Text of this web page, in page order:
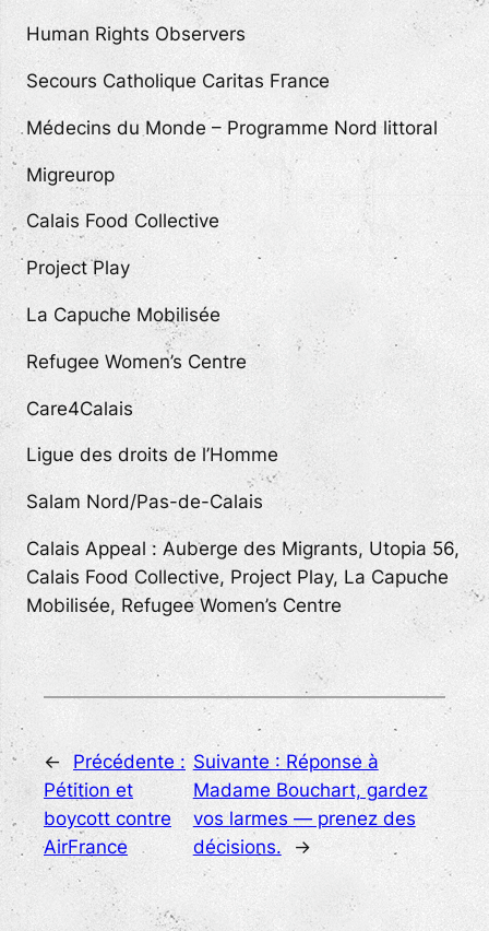
Human Rights Observers
Secours Catholique Caritas France
Médecins du Monde – Programme Nord littoral
Migreurop
Calais Food Collective
Project Play
La Capuche Mobilisée
Refugee Women’s Centre
Care4Calais
Ligue des droits de l’Homme
Salam Nord/Pas-de-Calais
Calais Appeal :Auberge des Migrants, Utopia 56,
Calais Food Collective, Project Play, La Capuche
Mobilisée, Refugee Women’s Centre
← Précédente :
Pétition et
boycott contre
AirFrance
Suivante : Réponse à
Madame Bouchart, gardez
vos larmes — prenez des
décisions.
→